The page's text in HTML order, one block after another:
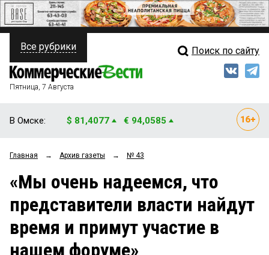
ПОЛИТИКА
ФИНАНСЫ
ОБЩЕСТВО
ЗАКОН
НОВОСТИ КОМПАНИЙ
ПРОИСШЕСТВИЯ
Свежий выпуск
Рейтинги
Блоги
Архив
Все рубрики Поиск по сайту
Пятница, 7 Августа
В Омске: $ 81,4077 € 94,0585
Главная → Архив газеты → № 43
«Мы очень надеемся, что
представители власти найдут
время и примут участие в
нашем форуме»